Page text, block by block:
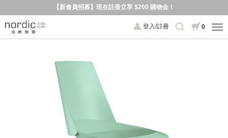
【新會員招募】現在註冊立享 $200 購物金！
登入/註冊 0